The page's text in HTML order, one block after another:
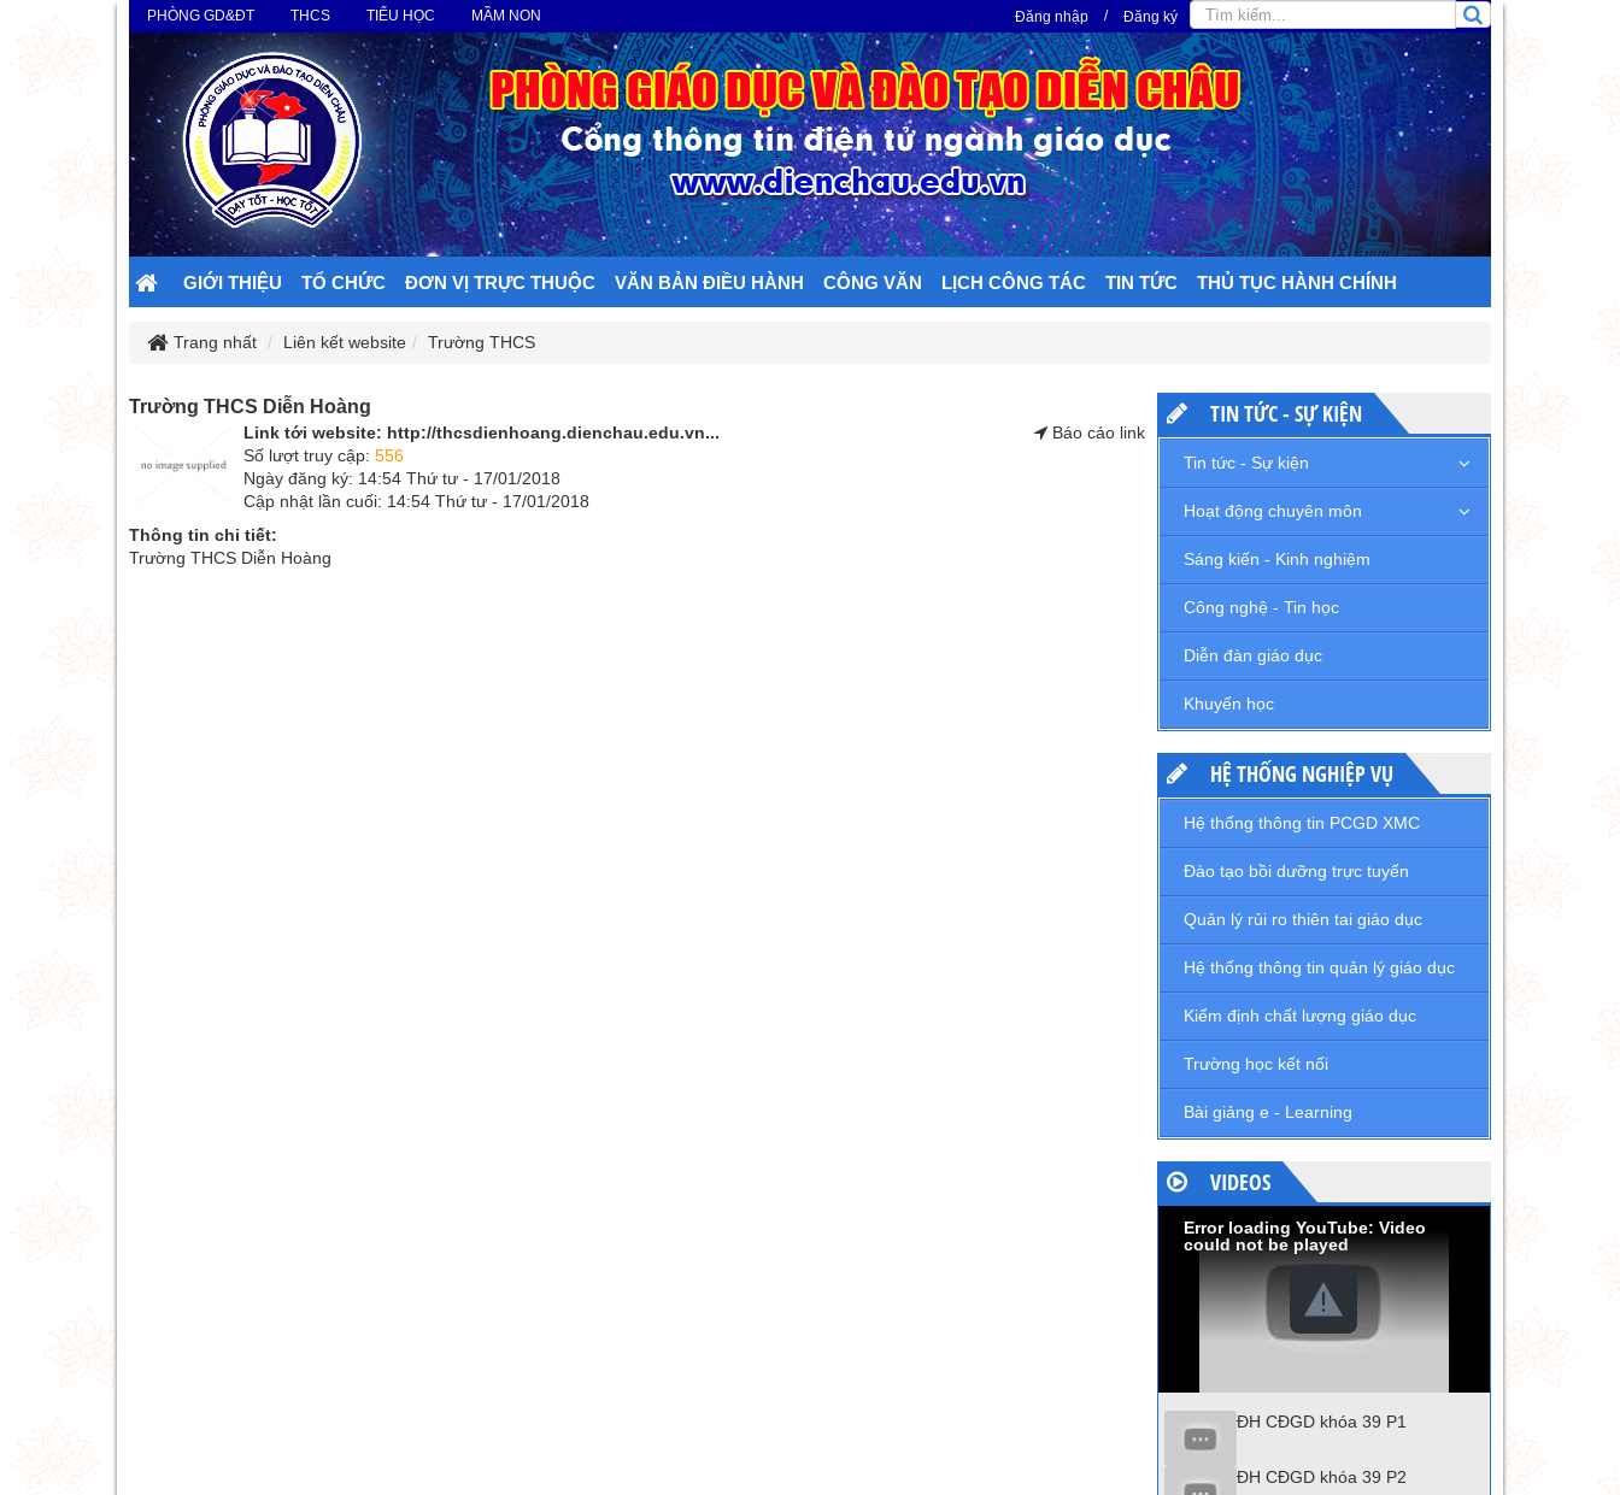
PHÒNG GD&ĐT THCS TIỂU HỌC MẦM NON Đăng nhập / Đăng ký
GIỚI THIỆU TỔ CHỨC ĐƠN VỊ TRỰC THUỘC VĂN BẢN ĐIỀU HÀNH CÔNG VĂN LỊCH CÔNG TÁC TIN TỨC THỦ TỤC HÀNH CHÍNH
Trang nhất Liên kết website Trường THCS
Trường THCS Diễn Hoàng
Báo cáo link
Link tới website: http://thcsdienhoang.dienchau.edu.vn...
Số lượt truy cập: 556
Ngày đăng ký: 14:54 Thứ tư - 17/01/2018
Cập nhật lần cuối: 14:54 Thứ tư - 17/01/2018
Thông tin chi tiết:
Trường THCS Diễn Hoàng
TIN TỨC - SỰ KIỆN
Tin tức - Sự kiện
Hoạt động chuyên môn
Sáng kiến - Kinh nghiệm
Công nghệ - Tin học
Diễn đàn giáo dục
Khuyến học
HỆ THỐNG NGHIỆP VỤ
Hệ thống thông tin PCGD XMC
Đào tạo bồi dưỡng trực tuyến
Quản lý rủi ro thiên tai giáo dục
Hệ thống thông tin quản lý giáo dục
Kiểm định chất lượng giáo dục
Trường học kết nối
Bài giảng e - Learning
VIDEOS
Error loading YouTube: Video
could not be played
ĐH CĐGD khóa 39 P1
ĐH CĐGD khóa 39 P2